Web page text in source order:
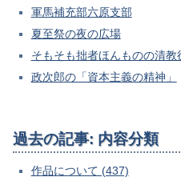
軍馬補充部六原支部
夏至祭の夜の広場
そもそも拙者ほんものの清教
政次郎の「資本主義の精神」
過去の記事: 内容分類
作品について (437)